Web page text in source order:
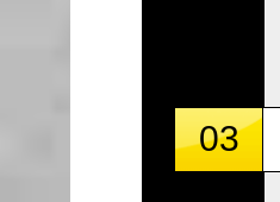
03